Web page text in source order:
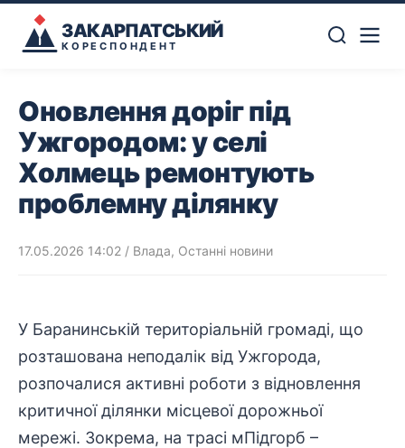
ЗАКАРПАТСЬКИЙ
КОРЕСПОНДЕНТ
Оновлення доріг під
Ужгородом: у селі
Холмець ремонтують
проблемну ділянку
17.05.2026 14:02 / Влада, Останні новини
У Баранинській територіальній громаді, що
розташована неподалік від Ужгорода,
розпочалися активні роботи з відновлення
критичної ділянки місцевої дорожньої
мережі. Зокрема, на трасі мПідгорб –